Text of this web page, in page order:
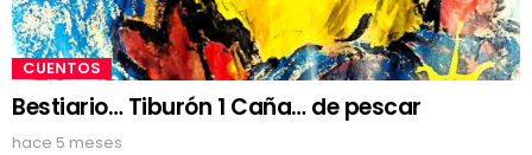
CUENTOS
Bestiario… Tiburón 1 Caña… de pescar
hace 5 meses